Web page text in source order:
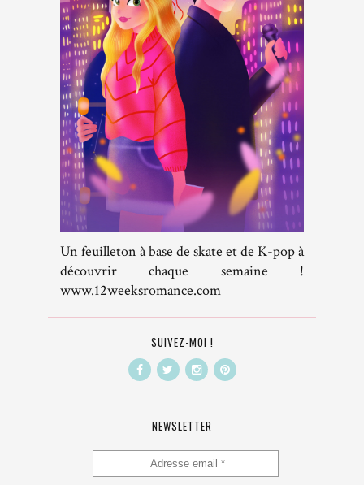
Un feuilleton à base de skate et de K-pop à
découvrir chaque semaine !
www.12weeksromance.com
SUIVEZ-MOI !
NEWSLETTER